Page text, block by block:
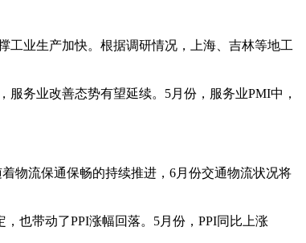
业生产加快。根据调研情况，上海、吉林等地工
务业改善态势有望延续。5月份，服务业PMI中，
物流保通保畅的持续推进，6月份交通物流状况将
也带动了PPI涨幅回落。5月份，PPI同比上涨